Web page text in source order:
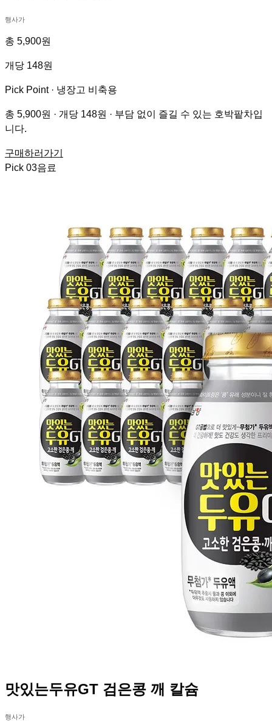
행사가
총 5,900원
개당 148원
Pick Point · 냉장고 비축용
총 5,900원 · 개당 148원 · 부담 없이 즐길 수 있는 호박팥차입
니다.
구매하러가기
Pick 03음료
맛있는두유GT 검은콩 깨 칼슘
행사가